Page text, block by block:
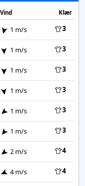
Vind Klær
1 m/s 3
1 m/s 3
1 m/s 3
1 m/s 3
1 m/s 3
1 m/s 3
2 m/s 4
4 m/s 4